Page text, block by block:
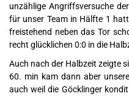
unzählige Angriffsversuche
für unser Team in Hälfte 1
freistehend neben das Tor
recht glücklichen 0:0 in die
Auch nach der Halbzeit zeigte
60. min kam dann aber
auch weil die Göcklinger